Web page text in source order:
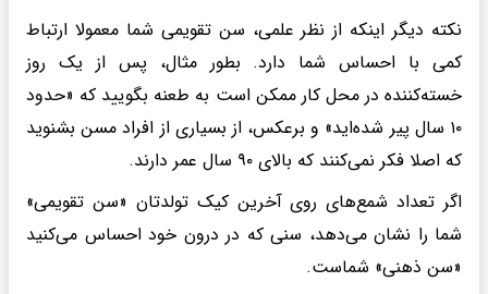
نکته دیگر اینکه از نظر علمی، سن تقویمی شما معمولا ارتباط
کمی با احساس شما دارد. بطور مثال، پس از یک روز
خسته‌کننده در محل کار ممکن است به طعنه بگویید که «حدود
۱۰ سال پیر شده‌اید» و برعکس، از بسیاری از افراد مسن بشنوید
که اصلا فکر نمی‌کنند که بالای ۹۰ سال عمر دارند.
اگر تعداد شمع‌های روی آخرین کیک تولدتان «سن تقویمی»
شما را نشان می‌دهد، سنی که در درون خود احساس می‌کنید
«سن ذهنی» شماست.